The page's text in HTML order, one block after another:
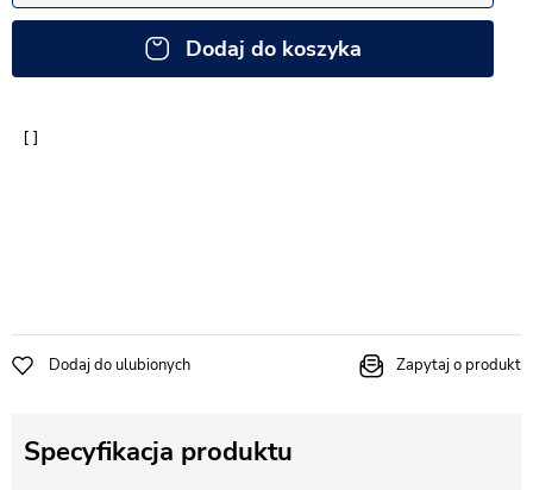
Dodaj do koszyka
Dodaj do ulubionych Zapytaj o produkt
Specyfikacja produktu